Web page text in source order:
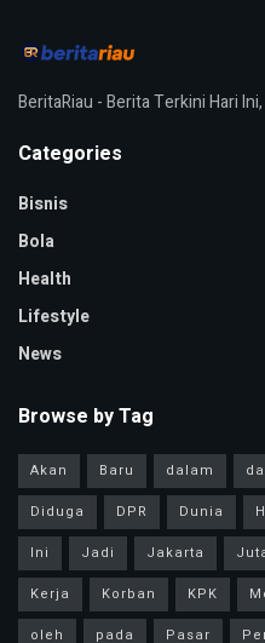
BeritaRiau - Berita Terkini Hari
Categories
Bisnis
Bola
Health
Lifestyle
News
Browse by Tag
Akan Baru dalam
Diduga
DPR Dunia
Ini
Jadi Jakarta
Kerja
Korban KPK
oleh
pada Pasar